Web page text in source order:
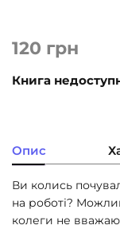
120 грн
Книга
Опис
Ви колись
на роботі?
колеги не